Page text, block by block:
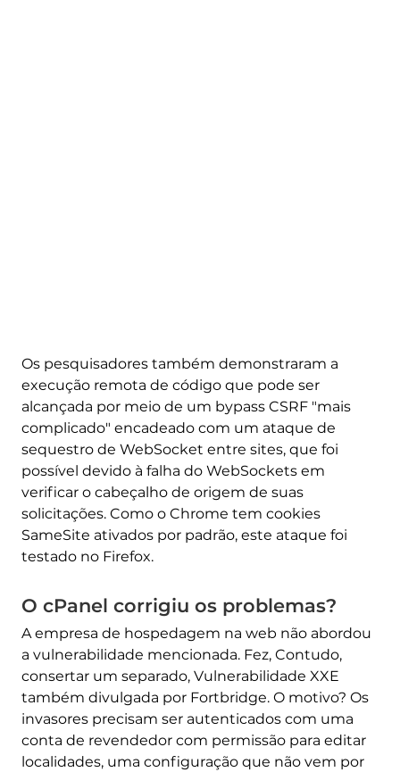
Os pesquisadores também demonstraram a
execução remota de código que pode ser
alcançada por meio de um bypass CSRF "mais
complicado" encadeado com um ataque de
sequestro de WebSocket entre sites, que foi
possível devido à falha do WebSockets em
verificar o cabeçalho de origem de suas
solicitações. Como o Chrome tem cookies
SameSite ativados por padrão, este ataque foi
testado no Firefox.
O cPanel corrigiu os problemas?
A empresa de hospedagem na web não abordou
a vulnerabilidade mencionada. Fez, Contudo,
consertar um separado, Vulnerabilidade XXE
também divulgada por Fortbridge. O motivo? Os
invasores precisam ser autenticados com uma
conta de revendedor com permissão para editar
localidades, uma configuração que não vem por